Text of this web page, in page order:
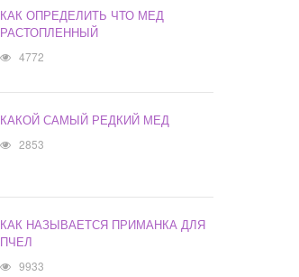
КАК ОПРЕДЕЛИТЬ ЧТО МЕД
РАСТОПЛЕННЫЙ
4772
КАКОЙ САМЫЙ РЕДКИЙ МЕД
2853
КАК НАЗЫВАЕТСЯ ПРИМАНКА ДЛЯ
ПЧЕЛ
9933